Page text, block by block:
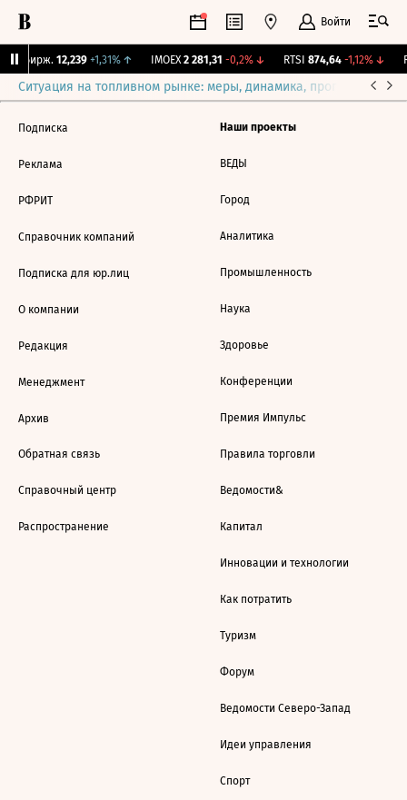
Войти
Бирж. 12,239 +1,31%↑ IMOEX 2 281,31 -0,2%↓ RTSI 874,64 -1,12%↓
Ситуация на топливном рынке: меры, динамика, прогнозы
Подписка
Реклама
РФРИТ
Справочник компаний
Подписка для юр.лиц
О компании
Редакция
Менеджмент
Архив
Обратная связь
Справочный центр
Распространение
Наши проекты
ВЕДЫ
Город
Аналитика
Промышленность
Наука
Здоровье
Конференции
Премия Импульс
Правила торговли
Ведомости&
Капитал
Инновации и технологии
Как потратить
Туризм
Форум
Ведомости Северо-Запад
Идеи управления
Спорт